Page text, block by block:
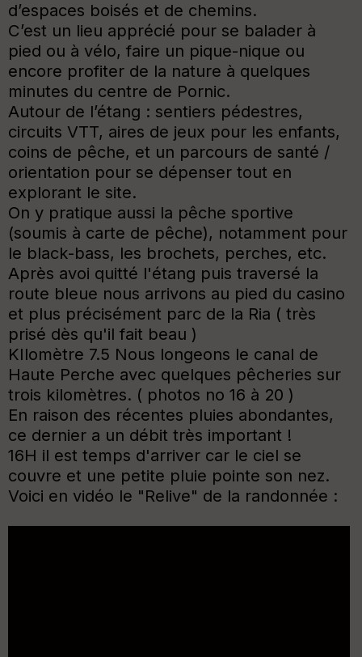
d’espaces boisés et de chemins.
C’est un lieu apprécié pour se balader à
pied ou à vélo, faire un pique-nique ou
encore profiter de la nature à quelques
minutes du centre de Pornic.
Autour de l’étang : sentiers pédestres,
circuits VTT, aires de jeux pour les enfants,
coins de pêche, et un parcours de santé /
orientation pour se dépenser tout en
explorant le site.
On y pratique aussi la pêche sportive
(soumis à carte de pêche), notamment pour
le black-bass, les brochets, perches, etc.
Après avoi quitté l'étang puis traversé la
route bleue nous arrivons au pied du casino
et plus précisément parc de la Ria ( très
prisé dès qu'il fait beau )
KIlomètre 7.5 Nous longeons le canal de
Haute Perche avec quelques pêcheries sur
trois kilomètres. ( photos no 16 à 20 )
En raison des récentes pluies abondantes,
ce dernier a un débit très important !
16H il est temps d'arriver car le ciel se
couvre et une petite pluie pointe son nez.
Voici en vidéo le "Relive" de la randonnée :